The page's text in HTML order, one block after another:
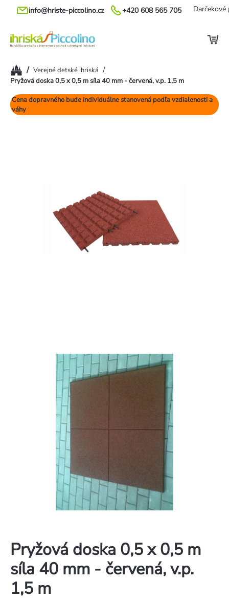
Prejsť
+420 608 565 705
info@hriste-piccolino.cz Darčekové
Domov
/ Verejné detské ihriská /
Pryžová doska 0,5 x 0,5 m síla 40 mm - červená, v.p. 1,5 m
Cena dopravného bude individuálne stanovená podľa vzdialenosti a
váhy
Pryžová doska 0,5 x 0,5 m
síla 40 mm - červená, v.p.
1,5 m